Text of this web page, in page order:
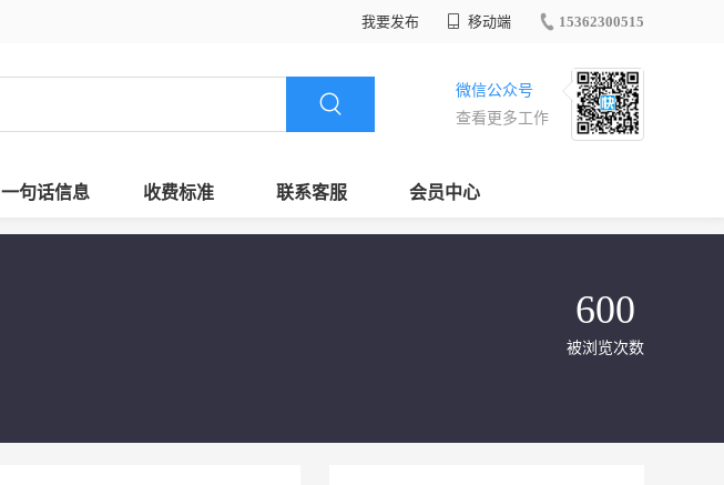
我要发布 移动端 15362300515
微信公众号
查看更多工作
一句话信息 收费标准 联系客服 会员中心
600
被浏览次数